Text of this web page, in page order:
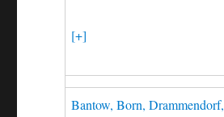
[+]
Bantow, Born, Drammendorf,